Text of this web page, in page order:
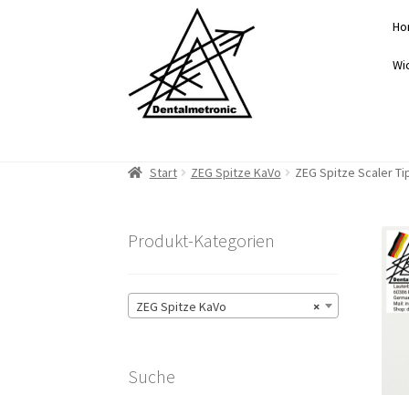
Navigation
springen
springen
Start ZEG Spitze KaVo ZEG Spitze Scaler
Produkt-Kategorien
×
ZEG Spitze KaVo
Suche